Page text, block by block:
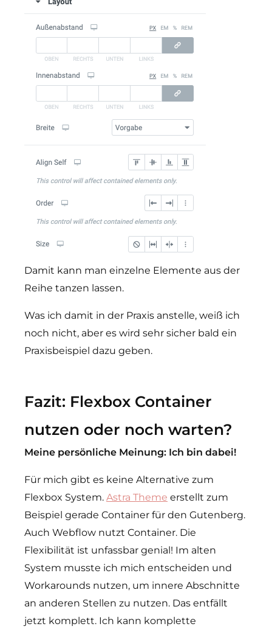
Damit kann man einzelne Elemente aus der
Reihe tanzen lassen.
Was ich damit in der Praxis anstelle, weiß ich
noch nicht, aber es wird sehr sicher bald ein
Praxisbeispiel dazu geben.
Fazit: Flexbox Container
nutzen oder noch warten?
Meine persönliche Meinung: Ich bin dabei!
Für mich gibt es keine Alternative zum
Flexbox System. Astra Theme erstellt zum
Beispiel gerade Container für den Gutenberg.
Auch Webflow nutzt Container. Die
Flexibilität ist unfassbar genial! Im alten
System musste ich mich entscheiden und
Workarounds nutzen, um innere Abschnitte
an anderen Stellen zu nutzen. Das entfällt
jetzt komplett. Ich kann komplette